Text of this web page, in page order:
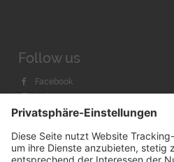
Follow us
Facebook
Instagram
Youtube